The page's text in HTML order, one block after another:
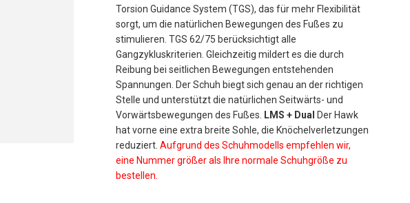
Torsion Guidance System (TGS), das für mehr Flexibilität
sorgt, um die natürlichen Bewegungen des Fußes zu
stimulieren. TGS 62/75 berücksichtigt alle
Gangzykluskriterien. Gleichzeitig mildert es die durch
Reibung bei seitlichen Bewegungen entstehenden
Spannungen. Der Schuh biegt sich genau an der richtigen
Stelle und unterstützt die natürlichen Seitwärts- und
Vorwärtsbewegungen des Fußes. LMS + Dual Der Hawk
hat vorne eine extra breite Sohle, die Knöchelverletzungen
reduziert. Aufgrund des Schuhmodells empfehlen wir,
eine Nummer größer als Ihre normale Schuhgröße zu
bestellen.